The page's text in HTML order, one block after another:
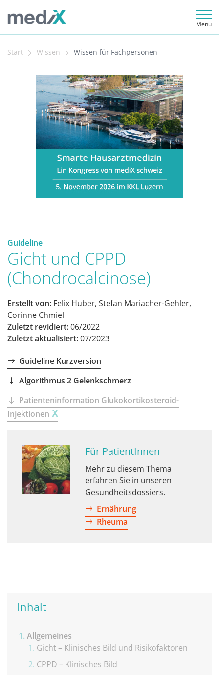
Menü
Start Wissen Wissen für Fachpersonen
Guideline
Gicht und CPPD
(Chondrocalcinose)
Erstellt von: Felix Huber, Stefan Mariacher-Gehler,
Corinne Chmiel
Zuletzt revidiert:06/2022
Zuletzt aktualisiert:07/2023
Guideline Kurzversion
Algorithmus 2 Gelenkschmerz
Patienteninformation Glukokortikosteroid-
Injektionen
Für PatientInnen
Mehr zu diesem Thema
erfahren Sie in unseren
Gesundheitsdossiers.
Ernährung
Rheuma
Inhalt
Allgemeines
Gicht – Klinisches Bild und Risikofaktoren
CPPD – Klinisches Bild